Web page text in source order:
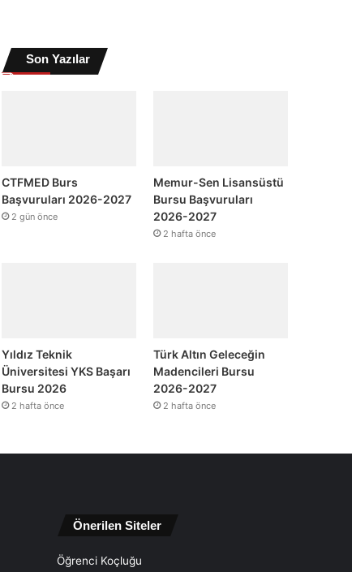
Son Yazılar
CTFMED Burs
Başvuruları 2026-2027
2 gün önce
Memur-Sen Lisansüstü
Bursu Başvuruları
2026-2027
2 hafta önce
Yıldız Teknik
Üniversitesi YKS Başarı
Bursu 2026
2 hafta önce
Türk Altın Geleceğin
Madencileri Bursu
2026-2027
2 hafta önce
Önerilen Siteler
Öğrenci Koçluğu